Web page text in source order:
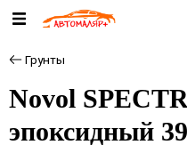
Грунты
Novol
эпоксидный